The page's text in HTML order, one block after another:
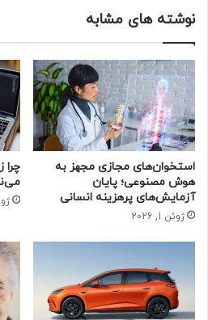
این افزایش در مقایسه با دوره جدیدتر
۱۹۹۱ تا ۲۰۲۰، برابر
همچنین اعلام کرد که مقایسه مقادیر
امکان ارزیابی تغییرات اقلیمی
سال ۲۰۲۴ گرم ولی پرباران
پرباران نیز بود. زمستان بسیار معتدل
گرم در آن به بارش‌های غیرمعمول و
نوشته های مشابه
استخوان‌های مجازی مجهز به
هوش مصنوعی؛ پایان
آزمایش‌های پرهزینه انسانی
ژوئن 1, 2026
ژوئن